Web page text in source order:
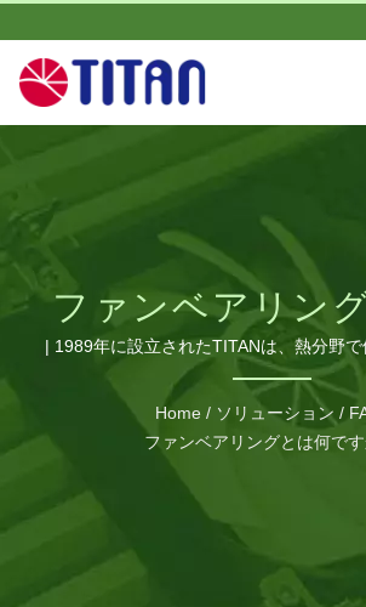
ファンベアリン
ですか？ | 工業
RV用の高性能冷
とCPUクーラー |
| 1989年に設立されたTITANは、熱分野で
あり、情熱とエリートのエンジニアチー
台湾に拠点を置き、ドイツに支店を設立
は、グローバルなさまざまな地域に多く
信頼を得ています。 私たちは、さまざま
ために生産ラインを拡大し、中国広東省
Home / ソリューション /
ファンベアリングとは何です